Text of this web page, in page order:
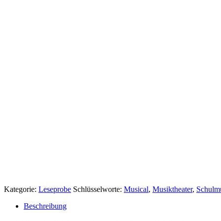
Kategorie: Leseprobe Schlüsselworte: Musical, Musiktheater,
Beschreibung